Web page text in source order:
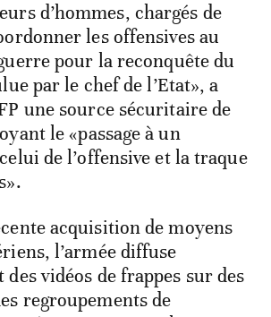
d’hommes, chargés de
les offensives au
pour la reconquête du
par le chef de l’Etat», a
une source sécuritaire de
le «passage à un
de l’offensive et la traque
acquisition de moyens
l’armée diffuse
vidéos de frappes sur des
regroupements de